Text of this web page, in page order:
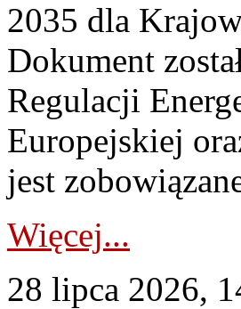
2035 dla
Dokument
Regulacji
Europejskiej
jest
Więcej...
28 lipca 2026,